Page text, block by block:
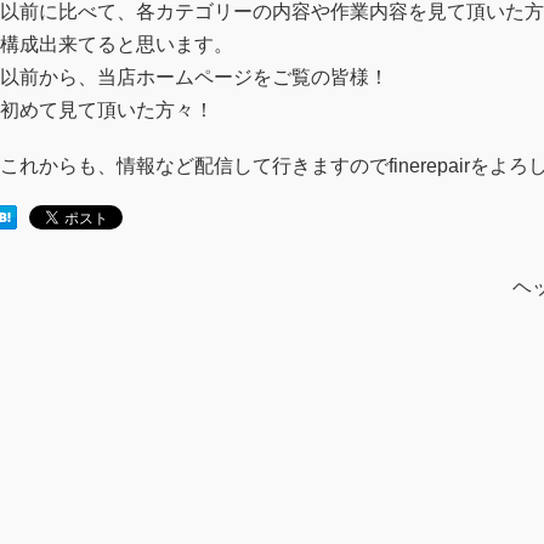
以前に比べて、各カテゴリーの内容や作業内容を見て頂いた
構成出来てると思います。
以前から、当店ホームページをご覧の皆様！
初めて見て頂いた方々！
これからも、情報など配信して行きますのでfinerepairをよろ
ヘ